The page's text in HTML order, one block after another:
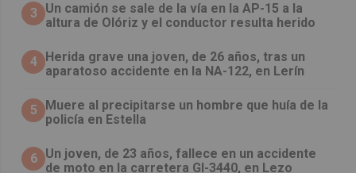
3
Un camión se sale de la vía en la AP-15 a la
altura de Olóriz y el conductor resulta herido
4
Herida grave una joven, de 26 años, tras un
aparatoso accidente en la NA-122, en Lerín
5
Muere al precipitarse un hombre que huía de la
policía en Estella
6 Un joven, de 23 años, fallece en un accidente
de moto en la carretera GI-3440, en Lezo